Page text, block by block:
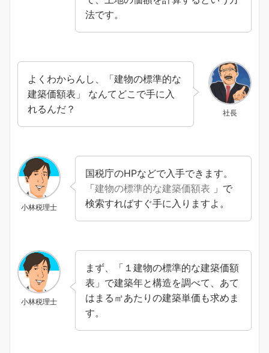
法です。
社長
よくわからんし、「建物の標準的な
建築価額表」 なんてどこで手に入
れるんだ？
小林税理士
国税庁のHPなどで入手できます。
「建物の標準的な建築価額表 」で
検索すればすぐ手に入りますよ。
小林税理士
まず、「１建物の標準的な建築価額
表」で建築年と構造を調べて、あて
はまる㎡あたりの建築単価も求めま
す。